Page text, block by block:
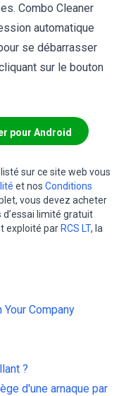
Combo Cleaner
automatique
se débarrasser
sur le bouton
pour Android
sur ce site web vous
et nos Conditions
vous devez acheter
d’essai limité gratuit
exploité par RCS LT, la
Company
?
d'une arnaque par